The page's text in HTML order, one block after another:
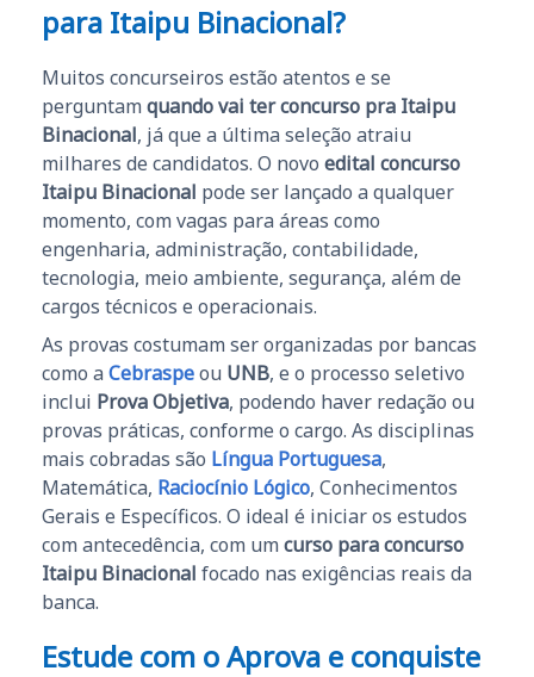
para Itaipu Binacional?
Muitos concurseiros estão atentos e se
perguntam quando vai ter concurso pra Itaipu
Binacional, já que a última seleção atraiu
milhares de candidatos. O novo edital concurso
Itaipu Binacional pode ser lançado a qualquer
momento, com vagas para áreas como
engenharia, administração, contabilidade,
tecnologia, meio ambiente, segurança, além de
cargos técnicos e operacionais.
As provas costumam ser organizadas por bancas
como a Cebraspeou UNB, e o processo seletivo
inclui Prova Objetiva, podendo haver redação ou
provas práticas, conforme o cargo. As disciplinas
mais cobradas são Língua Portuguesa,
Matemática, Raciocínio Lógico, Conhecimentos
Gerais e Específicos. O ideal é iniciar os estudos
com antecedência, com um curso para concurso
Itaipu Binacional focado nas exigências reais da
banca.
Estude com o Aprova e conquiste